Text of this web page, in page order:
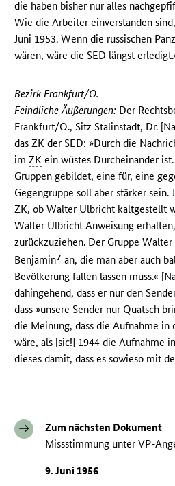
die haben bisher nur alles
Wie die Arbeiter einverstanden
Juni 1953. Wenn die russischen
wären, wäre dieSED längst
Bezirk Frankfurt/O.
Feindliche Äußerungen: Der
Frankfurt/O., Sitz Stalinstadt, Dr.
dasZK derSED: »Durch die
imZK ein wüstes Durcheinander
Gruppen gebildet, eine für, eine
Gegengruppe soll aber stärker
ZK, ob Walter Ulbricht kaltgestellt
Walter Ulbricht Anweisung
zurückzuziehen. Der Gruppe
Benjamin7 an, die man aber auch
Bevölkerung fallen lassen muss.«
dahingehend, dass er nur den
dass »unsere Sender nur Quatsch
die Meinung, dass die Aufnahme in
wäre, als [sic!] 1944 die Aufnahme
dieses damit, dass es sowieso mit
Zum nächsten Dokument
Missstimmung unter VP-
9. Juni 1956